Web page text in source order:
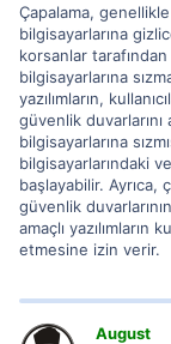
Çapalama, genellikle
bilgisayarlarına
korsanlar tarafından
bilgisayarlarına
yazılımların,
güvenlik duvarlarını
bilgisayarlarına
bilgisayarlarındaki
başlayabilir. Ayrıca,
güvenlik
amaçlı yazılımların
etmesine izin verir.
August